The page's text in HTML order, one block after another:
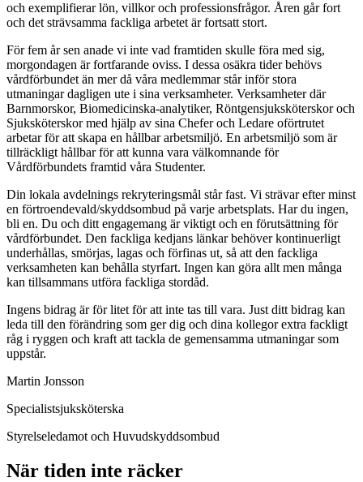
och exemplifierar lön, villkor och professionsfrågor. Åren går fort
och det strävsamma fackliga arbetet är fortsatt stort.
För fem år sen anade vi inte vad framtiden skulle föra med sig,
morgondagen är fortfarande oviss. I dessa osäkra tider behövs
vårdförbundet än mer då våra medlemmar står inför stora
utmaningar dagligen ute i sina verksamheter. Verksamheter där
Barnmorskor, Biomedicinska-analytiker, Röntgensjuksköterskor och
Sjuksköterskor med hjälp av sina Chefer och Ledare oförtrutet
arbetar för att skapa en hållbar arbetsmiljö. En arbetsmiljö som är
tillräckligt hållbar för att kunna vara välkomnande för
Vårdförbundets framtid våra Studenter.
Din lokala avdelnings rekryteringsmål står fast. Vi strävar efter minst
en förtroendevald/skyddsombud på varje arbetsplats. Har du ingen,
bli en. Du och ditt engagemang är viktigt och en förutsättning för
vårdförbundet. Den fackliga kedjans länkar behöver kontinuerligt
underhållas, smörjas, lagas och förfinas ut, så att den fackliga
verksamheten kan behålla styrfart. Ingen kan göra allt men många
kan tillsammans utföra fackliga stordåd.
Ingens bidrag är för litet för att inte tas till vara. Just ditt bidrag kan
leda till den förändring som ger dig och dina kollegor extra fackligt
råg i ryggen och kraft att tackla de gemensamma utmaningar som
uppstår.
Martin Jonsson
Specialistsjuksköterska
Styrelseledamot och Huvudskyddsombud
När tiden inte räcker